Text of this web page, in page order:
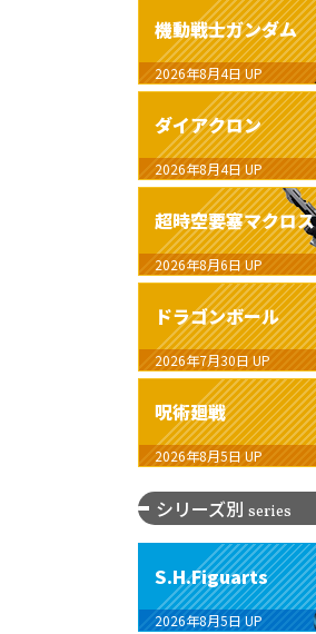
機動戦士ガンダム
2026年8月4日 UP
ダイアクロン
2026年8月4日 UP
超時空要塞マクロス
2026年8月6日 UP
ドラゴンボール
2026年7月30日 UP
呪術廻戦
2026年8月5日 UP
シリーズ別 series
S.H.Figuarts
2026年8月5日 UP